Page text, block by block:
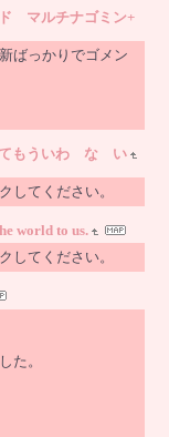
マルチナゴミン+
ばっかりでゴメン
てもういわ な い
してください。
world to us.
してください。
た。